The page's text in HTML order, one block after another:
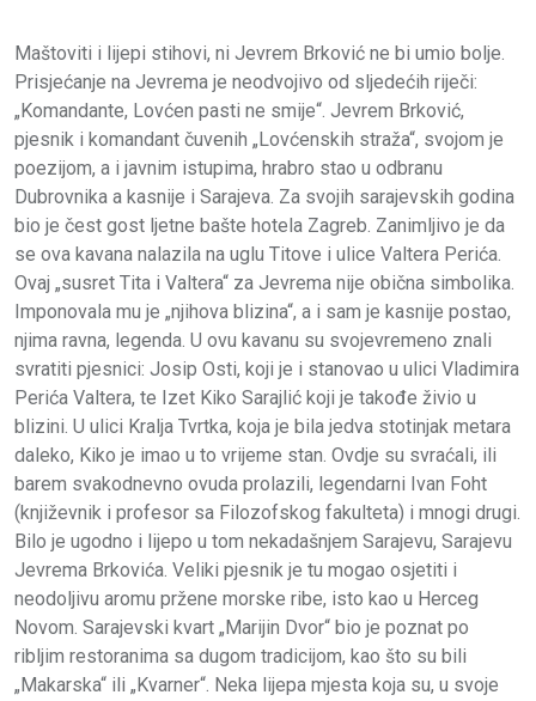
Maštoviti i lijepi stihovi, ni Jevrem Brković ne bi umio bolje.
Prisjećanje na Jevrema je neodvojivo od sljedećih riječi:
„Komandante, Lovćen pasti ne smije“. Jevrem Brković,
pjesnik i komandant čuvenih „Lovćenskih straža“, svojom je
poezijom, a i javnim istupima, hrabro stao u odbranu
Dubrovnika a kasnije i Sarajeva. Za svojih sarajevskih godina
bio je čest gost ljetne bašte hotela Zagreb. Zanimljivo je da
se ova kavana nalazila na uglu Titove i ulice Valtera Perića.
Ovaj „susret Tita i Valtera“ za Jevrema nije obična simbolika.
Imponovala mu je „njihova blizina“, a i sam je kasnije postao,
njima ravna, legenda. U ovu kavanu su svojevremeno znali
svratiti pjesnici: Josip Osti, koji je i stanovao u ulici Vladimira
Perića Valtera, te Izet Kiko Sarajlić koji je takođe živio u
blizini. U ulici Kralja Tvrtka, koja je bila jedva stotinjak metara
daleko, Kiko je imao u to vrijeme stan. Ovdje su svraćali, ili
barem svakodnevno ovuda prolazili, legendarni Ivan Foht
(književnik i profesor sa Filozofskog fakulteta) i mnogi drugi.
Bilo je ugodno i lijepo u tom nekadašnjem Sarajevu, Sarajevu
Jevrema Brkovića. Veliki pjesnik je tu mogao osjetiti i
neodoljivu aromu pržene morske ribe, isto kao u Herceg
Novom. Sarajevski kvart „Marijin Dvor“ bio je poznat po
ribljim restoranima sa dugom tradicijom, kao što su bili
„Makarska“ ili „Kvarner“. Neka lijepa mjesta koja su, u svoje